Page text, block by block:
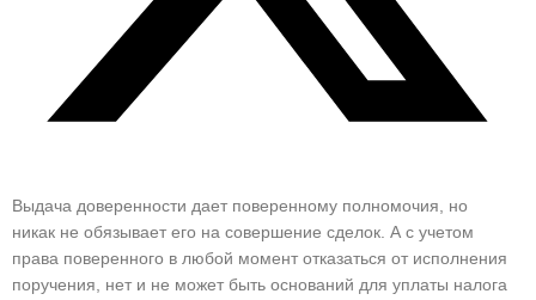
Выдача доверенности дает поверенному полномочия, но
никак не обязывает его на совершение сделок. А с учетом
права поверенного в любой момент отказаться от исполнения
поручения, нет и не может быть оснований для уплаты налога